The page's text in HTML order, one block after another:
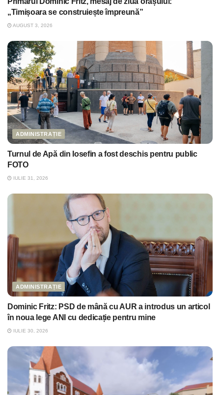
„Timișoara se construiește împreună”
AUGUST 3, 2026
ADMINISTRAȚIE
Turnul de Apă din Iosefin a fost deschis pentru public
FOTO
IULIE 31, 2026
ADMINISTRAȚIE
Dominic Fritz: PSD de mână cu AUR a introdus un articol
în noua lege ANI cu dedicație pentru mine
IULIE 30, 2026